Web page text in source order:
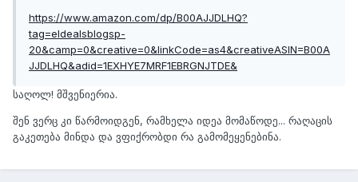
https://www.amazon.com/dp/B00AJJDLHQ?
tag=eldealsblogsp-
20&camp=0&creative=0&linkCode=as4&creativeASIN=B00A
JJDLHQ&adid=1EXHYE7MRF1EBRGNJTDE&
საღოლ! მშვენიერია.
შენ ვერც კი წარმოიდგენ, რამხელა იდეა მომაწოდე... რაღაცის
გაკეთება მინდა და ვფიქრობდი რა გამომეყენებინა.